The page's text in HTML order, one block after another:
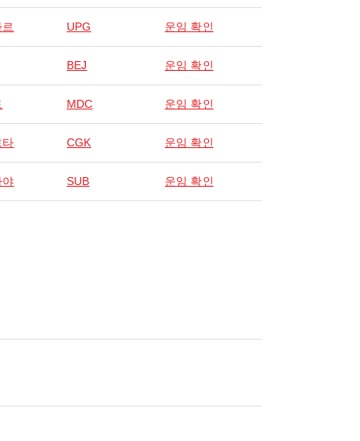
UPG 운임 확인
BEJ 운임 확인
MDC 운임 확인
타 CGK 운임 확인
야 SUB 운임 확인